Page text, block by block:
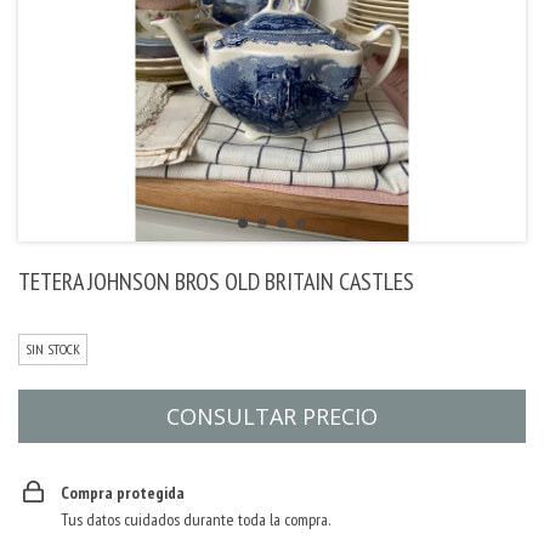
TETERA JOHNSON BROS OLD BRITAIN CASTLES
SIN STOCK
Compra protegida
Tus datos cuidados durante toda la compra.